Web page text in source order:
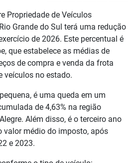
Propriedade de Veículos
Grande do Sul terá uma redução
de 2026. Este percentual é
que estabelece as médias de
de compra e venda da frota
veículos no estado.
é uma queda em um
de 4,63% na região
Além disso, é o terceiro ano
valor médio do imposto, após
e 2023.